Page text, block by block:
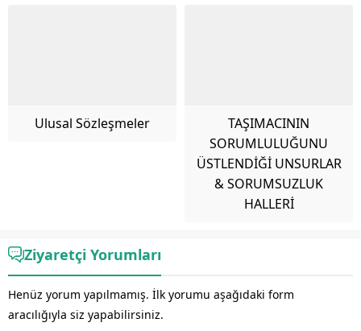
Ulusal Sözleşmeler
TAŞIMACININ
SORUMLULUĞUNU
ÜSTLENDİĞİ UNSURLAR
& SORUMSUZLUK
HALLERİ
Ziyaretçi Yorumları
Henüz yorum yapılmamış. İlk yorumu aşağıdaki form
aracılığıyla siz yapabilirsiniz.